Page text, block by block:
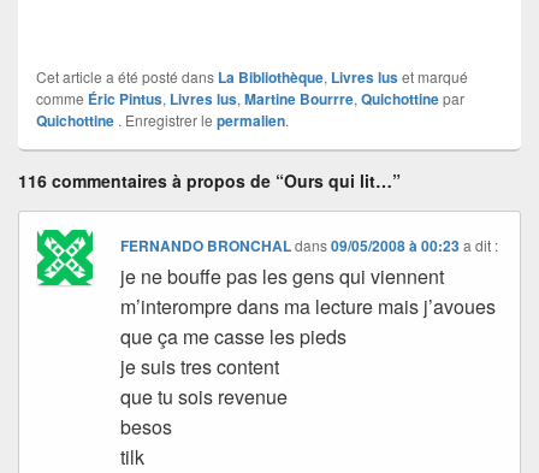
Cet article a été posté dans La Bibliothèque, Livres luset marqué
comme Éric Pintus, Livres lus, Martine Bourrre, Quichottinepar
Quichottine . Enregistrer le permalien.
116 commentaires à propos de “Ours qui lit…”
FERNANDO BRONCHALdans09/05/2008 à 00:23 a dit :
je ne bouffe pas les gens qui viennent
m’interompre dans ma lecture mais j’avoues
que ça me casse les pieds
je suis tres content
que tu sois revenue
besos
tilk